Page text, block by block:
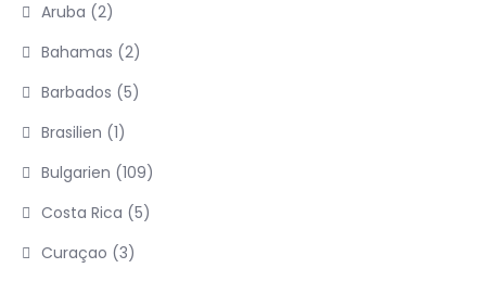
Aruba (2)
Bahamas (2)
Barbados (5)
Brasilien (1)
Bulgarien (109)
Costa Rica (5)
Curaçao (3)